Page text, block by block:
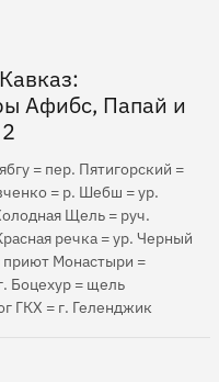
Афибс, Папай и
= пер. Пятигорский =
= р. Шебш = ур.
Щель = руч.
речка = ур. Черный
приют Монастыри =
Боцехур = щель
ГКХ = г. Геленджик